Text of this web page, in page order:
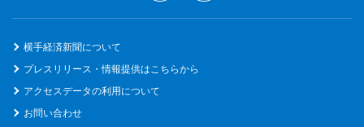
横手経済新聞について
プレスリリース・情報提供はこちらから
アクセスデータの利用について
お問い合わせ